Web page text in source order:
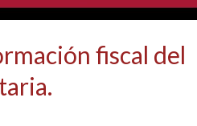
fiscal del